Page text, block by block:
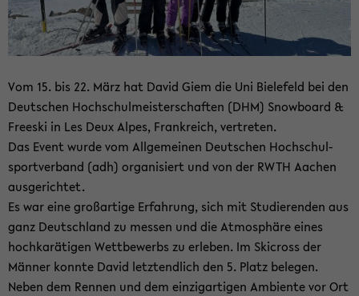
Vom 15. bis 22. März hat David Giem die Uni Bie­le­feld bei den
Deut­schen Hoch­schul­meis­ter­schaf­ten (DHM) Snow­board &
Free­ski in Les Deux Alpes, Frank­reich, ver­tre­ten.
Das Event wurde vom All­ge­mei­nen Deut­schen Hoch­schul­
sport­ver­band (adh) or­ga­ni­siert und von der RWTH Aa­chen
aus­ge­rich­tet.
Es war eine groß­ar­ti­ge Er­fah­rung, sich mit Stu­die­ren­den aus
ganz Deutsch­land zu mes­sen und die At­mo­sphä­re eines
hoch­ka­rä­ti­gen Wett­be­werbs zu er­le­ben. Im Ski­cross der
Män­ner konn­te David letzt­end­lich den 5. Platz be­le­gen.
Neben dem Ren­nen und dem ein­zig­ar­ti­gen Am­bi­en­te vor Ort